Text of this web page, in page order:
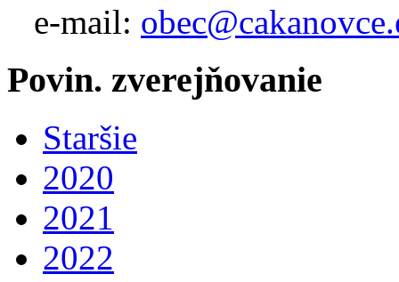
e-mail:
Povin. zverejňovanie
Staršie
2020
2021
2022